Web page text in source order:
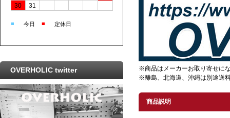
※商品はメーカーお取り寄せに
※離島、北海道、沖縄は別途送
商品説明
30
31
■ 今日 ■ 定休日
OVERHOLIC twitter